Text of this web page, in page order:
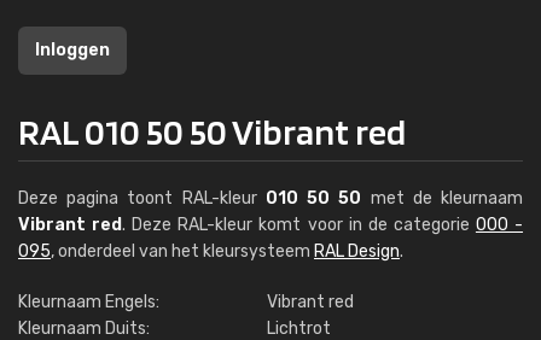
Inloggen
RAL 010 50 50 Vibrant red
Deze pagina toont RAL-kleur 010 50 50 met de kleurnaam
Vibrant red. Deze RAL-kleur komt voor in de categorie 000 -
095, onderdeel van het kleursysteem RAL Design.
Kleurnaam Engels:
Vibrant red
Kleurnaam Duits:
Lichtrot